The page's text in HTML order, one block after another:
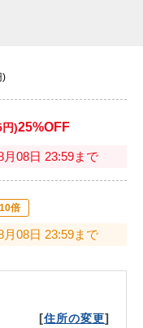
)
)25%OFF
月08日 23:59まで
倍
月08日 23:59まで
[住所の変更]